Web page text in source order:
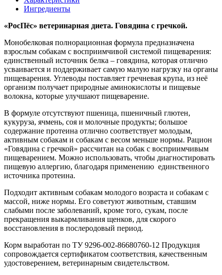
Ингредиенты
«РосПёс» ветеринарная диета. Говядина с гречкой.
Монобелковая полнорационная формула предназначена
взрослым собакам с восприимчивой системой пищеварения:
единственный источник белка – говядина, которая отлично
усваивается и поддерживает самую малую нагрузку на органы
пищеварения. Углеводы поставляет гречневая крупа, из неё
организм получает природные аминокислоты и пищевые
волокна, которые улучшают пищеварение.
В формуле отсутствуют пшеница, пшеничный глютен,
кукуруза, ячмень, соя и молочные продукты; большое
содержание протеина отлично соответствует молодым,
активным собакам и собакам с весом меньше нормы. Рацион
«Говядина с гречкой» рассчитан на собак с восприимчивым
пищеварением. Можно использовать, чтобы диагностировать
пищевую аллергию, благодаря применению единственного
источника протеина.
Подходит активным собакам молодого возраста и собакам с
массой, ниже нормы. Его советуют животным, ставшим
слабыми после заболеваний, кроме того, сукам, после
прекращения выкармливания щенков, для скорого
восстановления в послеродовый период.
Корм выработан по ТУ 9296-002-86680760-12 Продукция
сопровождается сертификатом соответствия, качественным
удостоверением, ветеринарным свидетельством.